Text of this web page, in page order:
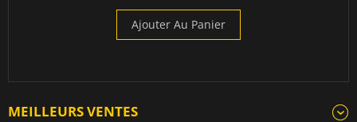
Ajouter Au Panier
MEILLEURS VENTES